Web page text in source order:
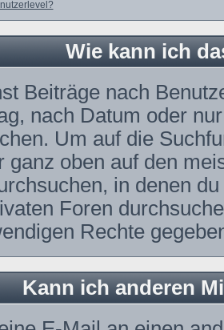
Wie kann ich
Beiträge nach
nach Datum oder
Um auf die
ganz oben auf den
in denen
Foren
Rechte
Kann ich anderen